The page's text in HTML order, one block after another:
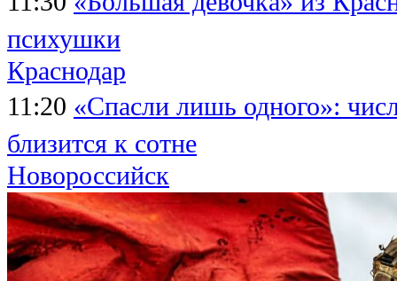
психушки
Краснодар
11:20 «Спасли лишь одного»:
близится к сотне
Новороссийск